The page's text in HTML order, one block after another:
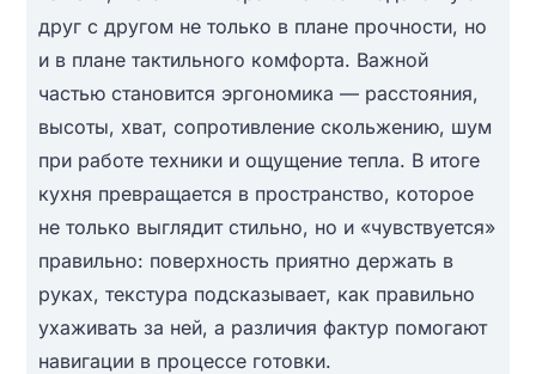
друг с другом не только в плане прочности, но
и в плане тактильного комфорта. Важной
частью становится эргономика — расстояния,
высоты, хват, сопротивление скольжению, шум
при работе техники и ощущение тепла. В итоге
кухня превращается в пространство, которое
не только выглядит стильно, но и «чувствуется»
правильно: поверхность приятно держать в
руках, текстура подсказывает, как правильно
ухаживать за ней, а различия фактур помогают
навигации в процессе готовки.